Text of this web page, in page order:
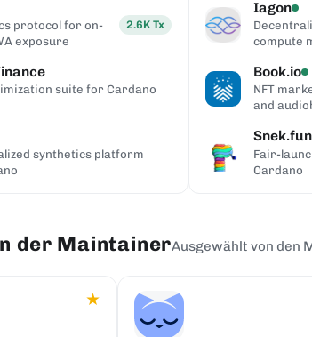
protocol for on-
exposure
2.6K Tx
suite for Cardano
synthetics platform
Iagon
compute
Book.io
NFT
and
Snek.fun
Fair-
Cardano
der MaintainerAusgewählt von den
★